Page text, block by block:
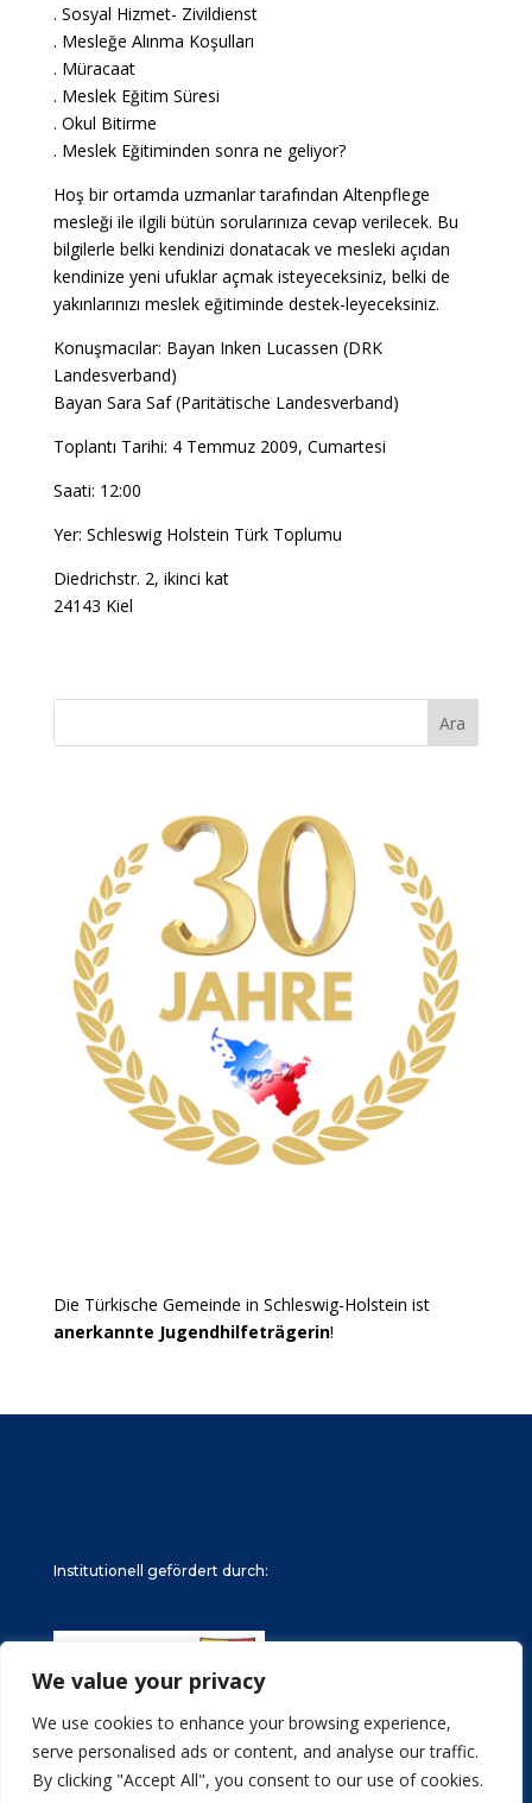
We value your privacy
We use cookies to enhance your browsing experience,
serve personalised ads or content, and analyse our traffic.
By clicking "Accept All", you consent to our use of cookies.
. Sosyal Hizmet- Zivildienst
. Mesleğe Alınma Koşulları
. Müracaat
. Meslek Eğitim Süresi
. Okul Bitirme
. Meslek Eğitiminden sonra ne geliyor?
Hoş bir ortamda uzmanlar tarafından Altenpflege
mesleği ile ilgili bütün sorularınıza cevap verilecek. Bu
bilgilerle belki kendinizi donatacak ve mesleki açıdan
kendinize yeni ufuklar açmak isteyeceksiniz, belki de
yakınlarınızı meslek eğitiminde destek-leyeceksiniz.
Konuşmacılar: Bayan Inken Lucassen (DRK
Landesverband)
Bayan Sara Saf (Paritätische Landesverband)
Toplantı Tarihi: 4 Temmuz 2009, Cumartesi
Saati: 12:00
Yer: Schleswig Holstein Türk Toplumu
Diedrichstr. 2, ikinci kat
24143 Kiel
Ara
Die Türkische Gemeinde in Schleswig-Holstein ist
anerkannte Jugendhilfeträgerin!
Institutionell gefördert durch: